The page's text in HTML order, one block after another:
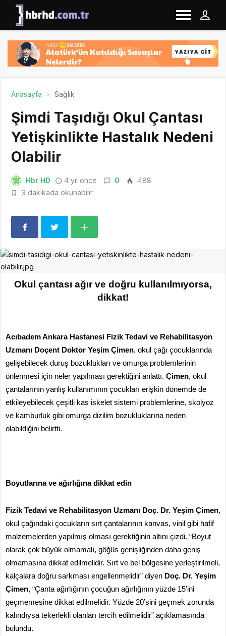
Anasayfa Sağlık
Şimdi Taşıdığı Okul Çantası
Yetişkinlikte Hastalık Nedeni
Olabilir
Hbr HD 4 yıl önce 0
488
3 dakikada okunabilir
Okul çantası ağır ve doğru kullanılmıyorsa,
dikkat!
Acıbadem Ankara Hastanesi Fizik Tedavi ve Rehabilitasyon
Uzmanı Doçent Doktor Yeşim Çimen, okul çağı çocuklarında
gelişebilecek duruş bozuklukları ve omurga problemlerinin
önlenmesi için neler yapılması gerektiğini anlattı. Çimen, okul
çantalarının yanlış kullanımının çocukları erişkin dönemde de
etkileyebilecek çeşitli kas iskelet sistemi problemlerine, skolyoz
ve kamburluk gibi omurga dizilim bozukluklarına neden
olabildiğini belirtti.
Boyutlarına ve ağırlığına dikkat edin
Fizik Tedavi ve Rehabilitasyon Uzmanı Doç. Dr. Yeşim Çimen,
okul çağındaki çocukların sırt çantalarının kanvas, vinil gibi hafif
malzemelerden yapılmış olması gerektiğinin altını çizdi. “Boyut
olarak çok büyük olmamalı, göğüs genişliğinden daha geniş
olmamasına dikkat edilmelidir. Sırt ve bel bölgesine yerleştirilmeli,
kalçalara doğru sarkması engellenmelidir” diyen Doç. Dr. Yeşim
Çimen, “Çanta ağırlığının çocuğun ağırlığının yüzde 15’ini
geçmemesine dikkat edilmelidir. Yüzde 20’sini geçmek zorunda
kalındıysa tekerlekli olanları tercih edilmelidir” açıklamasında
bulundu.